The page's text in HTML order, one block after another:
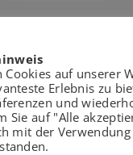
auf unserer
Erlebnis zu
und
Sie auf "Alle
mit der Verwendung